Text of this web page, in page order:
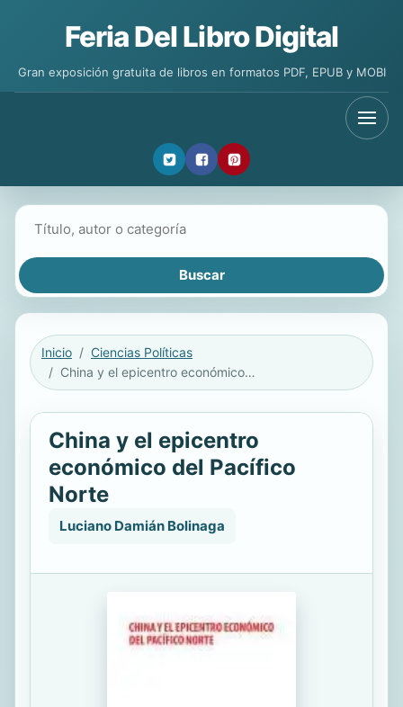
Feria Del Libro Digital
Gran exposición gratuita de libros en formatos PDF, EPUB y MOBI
Inicio
Ciencias Políticas
China y el epicentro económico del Pacífico Norte
China y el epicentro
económico del Pacífico
Norte
Luciano Damián Bolinaga